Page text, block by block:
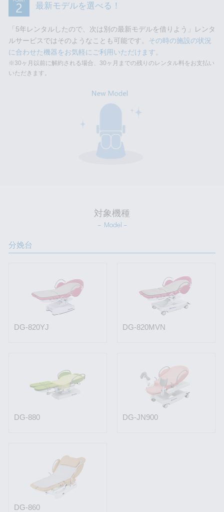
最新モデルを選べる！
「5年レンタルしたので、次は別の最新モデルを借りよう」レンタ
ルサービスではそのようなことも可能です。 その時の施設の状況
に合わせた機器をお気軽にご利用いただけます。
※30ヶ月以前に解約される場合、30ヶ月までの残りのレンタル料をお支払い
いただきます。
対象機種
– Model –
分娩台
DG-820YJ DG-820MVN
DG-880 DG-JN900
DG-860